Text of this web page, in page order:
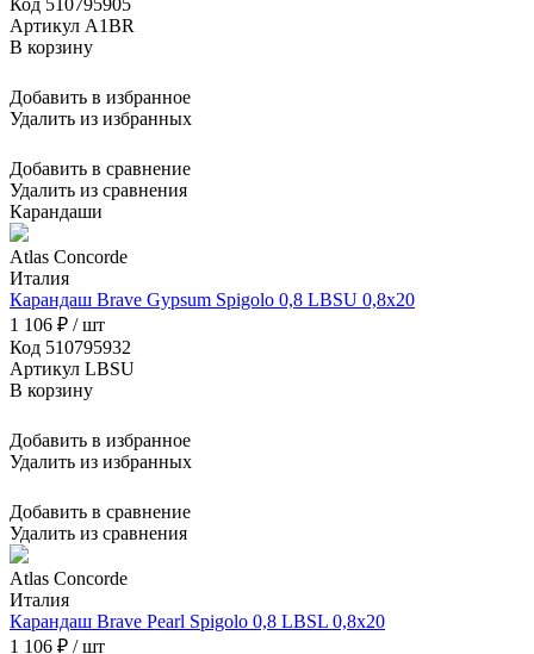
Код 510795905
Артикул A1BR
В корзину
Добавить в избранное
Удалить из избранных
Добавить в сравнение
Удалить из сравнения
Карандаши
Atlas Concorde
Италия
Карандаш Brave Gypsum Spigolo 0,8 LBSU 0,8x20
1 106 ₽ / шт
Код 510795932
Артикул LBSU
В корзину
Добавить в избранное
Удалить из избранных
Добавить в сравнение
Удалить из сравнения
Atlas Concorde
Италия
Карандаш Brave Pearl Spigolo 0,8 LBSL 0,8x20
1 106 ₽ / шт